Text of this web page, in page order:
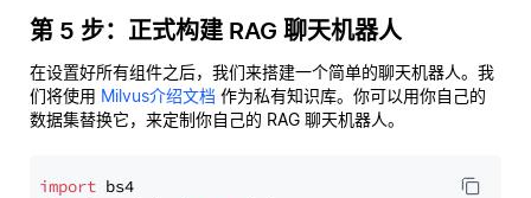
第 5 步：正式构建 RAG 聊天机器人
在设置好所有组件之后，我们来搭建一个简单的聊天机器人。我
们将使用 Milvus介绍文档 作为私有知识库。你可以用你自己的
数据集替换它，来定制你自己的 RAG 聊天机器人。
import